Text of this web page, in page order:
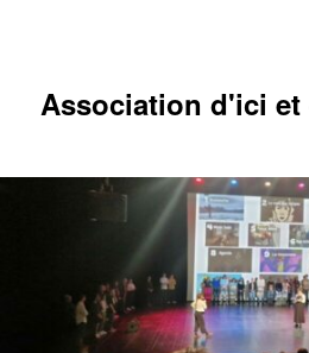
Association d'ici